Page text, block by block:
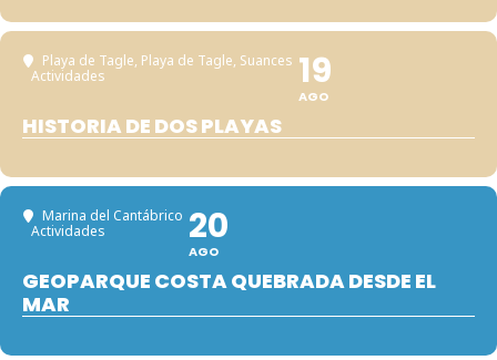
Playa de Tagle, Playa de Tagle, Suances
Actividades
19
AGO
HISTORIA DE DOS PLAYAS
Marina del Cantábrico
Actividades
20
AGO
GEOPARQUE COSTA QUEBRADA DESDE EL
MAR